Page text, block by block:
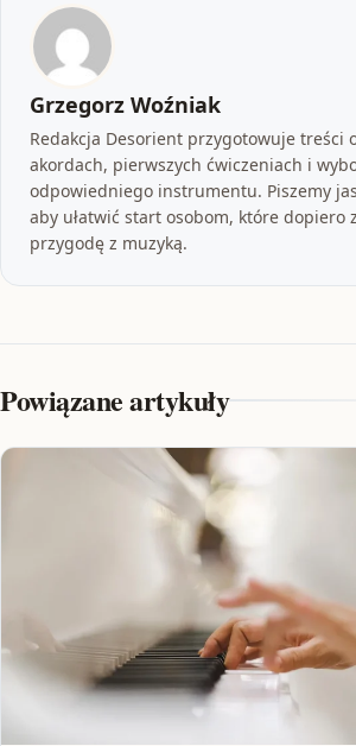
Grzegorz Woźniak
Redakcja Desorient przygotowuje treści
akordach, pierwszych ćwiczeniach i
odpowiedniego instrumentu. Piszemy
aby ułatwić start osobom, które dopiero
przygodę z muzyką.
Powiązane artykuły